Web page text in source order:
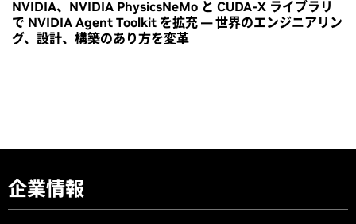
NVIDIA、NVIDIA PhysicsNeMo と CUDA-X ライブラリ
で NVIDIA Agent Toolkit を拡充 ― 世界のエンジニアリン
グ、設計、構築のあり方を変革
企業情報